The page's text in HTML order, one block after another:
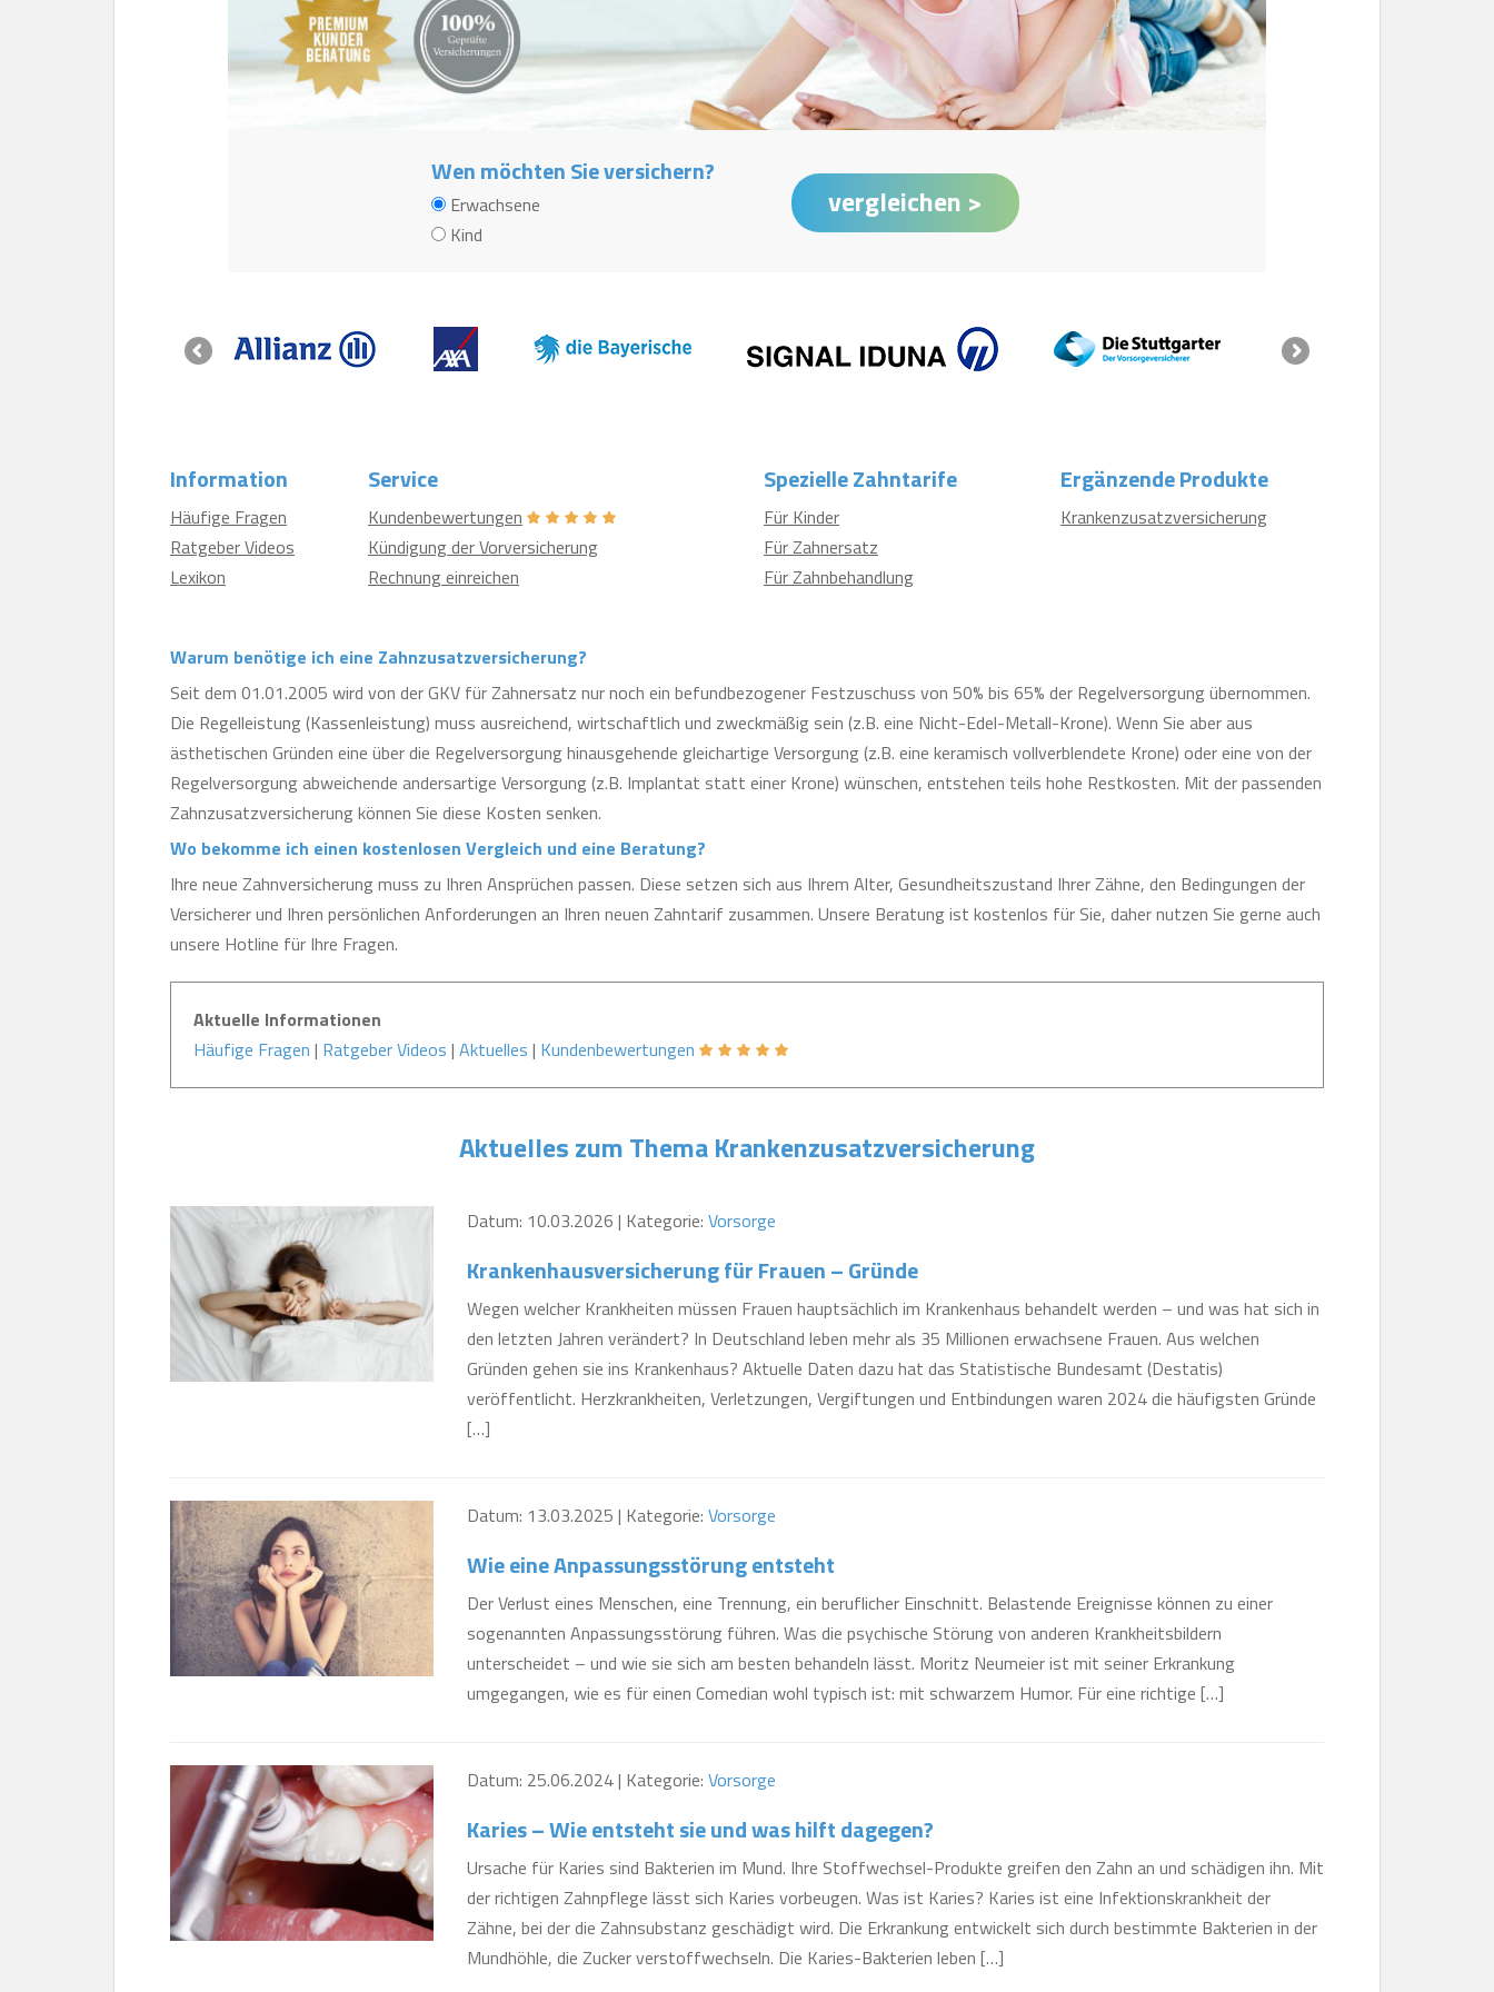
Wen möchten Sie versichern?
Erwachsene
Kind
Information
Häufige Fragen
Ratgeber Videos
Lexikon
Service
Kundenbewertungen
Kündigung der Vorversicherung
Rechnung einreichen
Spezielle Zahntarife
Für Kinder
Für Zahnersatz
Für Zahnbehandlung
Ergänzende Produkte
Krankenzusatzversicherung
Warum benötige ich eine Zahnzusatzversicherung?
Seit dem 01.01.2005 wird von der GKV für Zahnersatz nur noch ein befundbezogener Festzuschuss von 50% bis 65% der Regelversorgung übernommen.
Die Regelleistung (Kassenleistung) muss ausreichend, wirtschaftlich und zweckmäßig sein (z.B. eine Nicht-Edel-Metall-Krone). Wenn Sie aber aus
ästhetischen Gründen eine über die Regelversorgung hinausgehende gleichartige Versorgung (z.B. eine keramisch vollverblendete Krone) oder eine von der
Regelversorgung abweichende andersartige Versorgung (z.B. Implantat statt einer Krone) wünschen, entstehen teils hohe Restkosten. Mit der passenden
Zahnzusatzversicherung können Sie diese Kosten senken.
Wo bekomme ich einen kostenlosen Vergleich und eine Beratung?
Ihre neue Zahnversicherung muss zu Ihren Ansprüchen passen. Diese setzen sich aus Ihrem Alter, Gesundheitszustand Ihrer Zähne, den Bedingungen der
Versicherer und Ihren persönlichen Anforderungen an Ihren neuen Zahntarif zusammen. Unsere Beratung ist kostenlos für Sie, daher nutzen Sie gerne auch
unsere Hotline für Ihre Fragen.
Aktuelle Informationen
Häufige Fragen | Ratgeber Videos | Aktuelles | Kundenbewertungen
Aktuelles zum Thema Krankenzusatzversicherung
Datum: 10.03.2026 | Kategorie: Vorsorge
Krankenhausversicherung für Frauen – Gründe
Wegen welcher Krankheiten müssen Frauen hauptsächlich im Krankenhaus behandelt werden – und was hat sich in
den letzten Jahren verändert? In Deutschland leben mehr als 35 Millionen erwachsene Frauen. Aus welchen
Gründen gehen sie ins Krankenhaus? Aktuelle Daten dazu hat das Statistische Bundesamt (Destatis)
veröffentlicht. Herzkrankheiten, Verletzungen, Vergiftungen und Entbindungen waren 2024 die häufigsten Gründe
[…]
Datum: 13.03.2025 | Kategorie: Vorsorge
Wie eine Anpassungsstörung entsteht
Der Verlust eines Menschen, eine Trennung, ein beruflicher Einschnitt. Belastende Ereignisse können zu einer
sogenannten Anpassungsstörung führen. Was die psychische Störung von anderen Krankheitsbildern
unterscheidet – und wie sie sich am besten behandeln lässt. Moritz Neumeier ist mit seiner Erkrankung
umgegangen, wie es für einen Comedian wohl typisch ist: mit schwarzem Humor. Für eine richtige […]
Datum: 25.06.2024 | Kategorie: Vorsorge
Karies – Wie entsteht sie und was hilft dagegen?
Ursache für Karies sind Bakterien im Mund. Ihre Stoffwechsel-Produkte greifen den Zahn an und schädigen ihn. Mit
der richtigen Zahnpflege lässt sich Karies vorbeugen. Was ist Karies? Karies ist eine Infektionskrankheit der
Zähne, bei der die Zahnsubstanz geschädigt wird. Die Erkrankung entwickelt sich durch bestimmte Bakterien in der
Mundhöhle, die Zucker verstoffwechseln. Die Karies-Bakterien leben […]